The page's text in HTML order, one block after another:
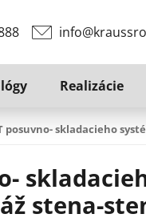
Realizácie
posuvno- skladacieho
stena-